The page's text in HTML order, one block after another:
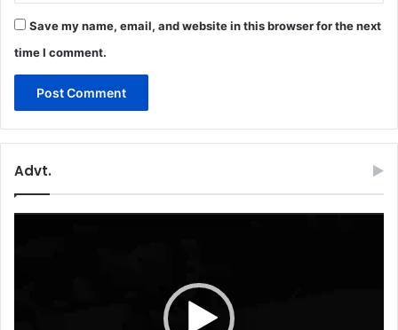
Save my name, email, and website in this browser for the next
time I comment.
Advt.